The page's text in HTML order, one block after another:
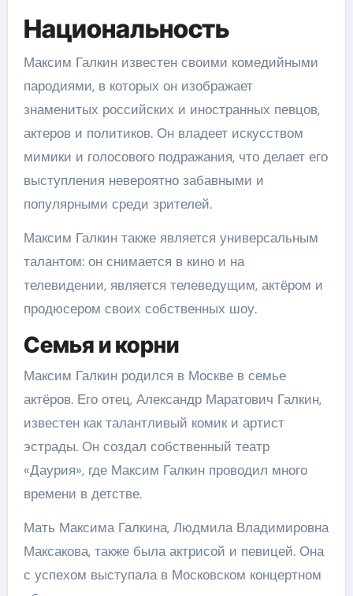
Национальность
Максим Галкин известен своими комедийными
пародиями, в которых он изображает
знаменитых российских и иностранных певцов,
актеров и политиков. Он владеет искусством
мимики и голосового подражания, что делает его
выступления невероятно забавными и
популярными среди зрителей.
Максим Галкин также является универсальным
талантом: он снимается в кино и на
телевидении, является телеведущим, актёром и
продюсером своих собственных шоу.
Семья и корни
Максим Галкин родился в Москве в семье
актёров. Его отец, Александр Маратович Галкин,
известен как талантливый комик и артист
эстрады. Он создал собственный театр
«Даурия», где Максим Галкин проводил много
времени в детстве.
Мать Максима Галкина, Людмила Владимировна
Максакова, также была актрисой и певицей. Она
с успехом выступала в Московском концертном